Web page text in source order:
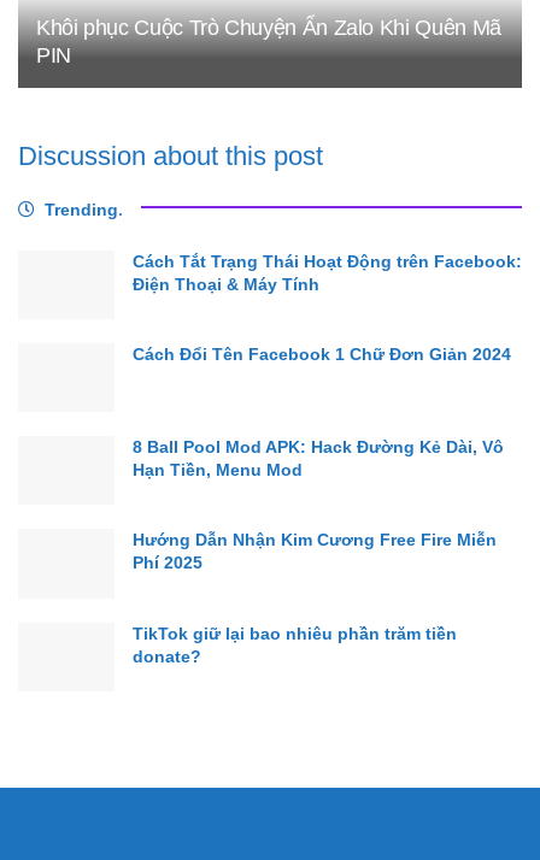
Khôi phục Cuộc Trò Chuyện Ẩn Zalo Khi Quên Mã
PIN
Discussion about this post
Trending.
Cách Tắt Trạng Thái Hoạt Động trên Facebook:
Điện Thoại & Máy Tính
Cách Đổi Tên Facebook 1 Chữ Đơn Giản 2024
8 Ball Pool Mod APK: Hack Đường Kẻ Dài, Vô
Hạn Tiền, Menu Mod
Hướng Dẫn Nhận Kim Cương Free Fire Miễn
Phí 2025
TikTok giữ lại bao nhiêu phần trăm tiền
donate?